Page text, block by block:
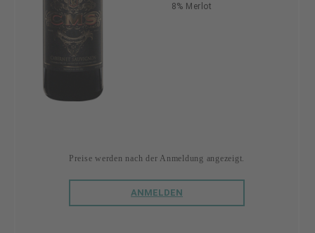
8% Merlot
Preise werden nach der Anmeldung angezeigt.
ANMELDEN